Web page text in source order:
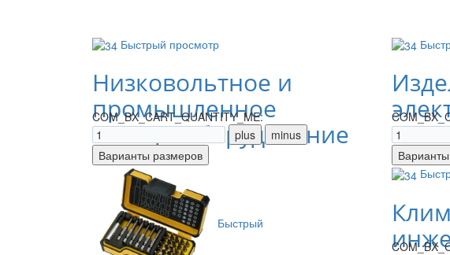
Быстрый просмотр
Низковольтное и
промышленное
электрооборудование
COM_BX_CART_QUANTITY_ME:
Быстрый